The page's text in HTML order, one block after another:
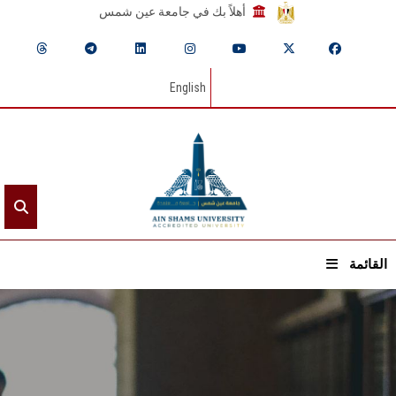
أهلاً بك في جامعة عين شمس
English
القائمة
الرئيسيـة